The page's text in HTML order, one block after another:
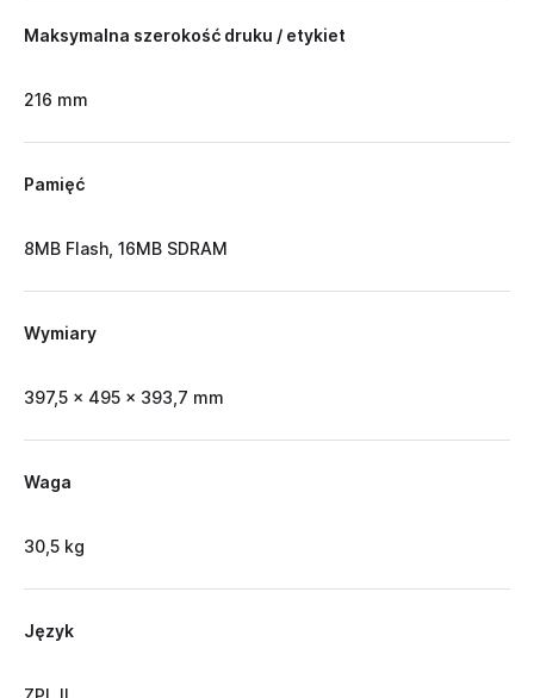
Maksymalna szerokość druku / etykiet
216 mm
Pamięć
8MB Flash, 16MB SDRAM
Wymiary
397,5 x 495 x 393,7 mm
Waga
30,5 kg
Język